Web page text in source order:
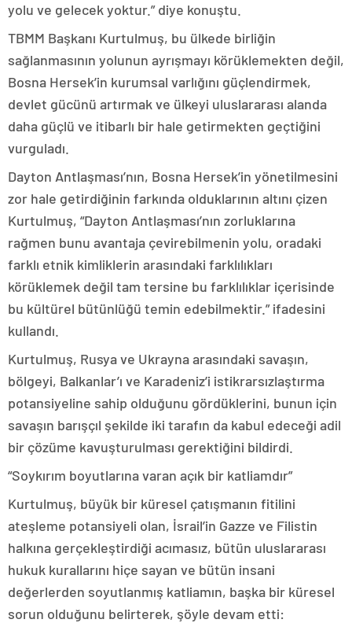
yolu ve gelecek yoktur.” diye konuştu.
TBMM Başkanı Kurtulmuş, bu ülkede birliğin
sağlanmasının yolunun ayrışmayı körüklemekten değil,
Bosna Hersek’in kurumsal varlığını güçlendirmek,
devlet gücünü artırmak ve ülkeyi uluslararası alanda
daha güçlü ve itibarlı bir hale getirmekten geçtiğini
vurguladı.
Dayton Antlaşması’nın, Bosna Hersek’in yönetilmesini
zor hale getirdiğinin farkında olduklarının altını çizen
Kurtulmuş, “Dayton Antlaşması’nın zorluklarına
rağmen bunu avantaja çevirebilmenin yolu, oradaki
farklı etnik kimliklerin arasındaki farklılıkları
körüklemek değil tam tersine bu farklılıklar içerisinde
bu kültürel bütünlüğü temin edebilmektir.” ifadesini
kullandı.
Kurtulmuş, Rusya ve Ukrayna arasındaki savaşın,
bölgeyi, Balkanlar’ı ve Karadeniz’i istikrarsızlaştırma
potansiyeline sahip olduğunu gördüklerini, bunun için
savaşın barışçıl şekilde iki tarafın da kabul edeceği adil
bir çözüme kavuşturulması gerektiğini bildirdi.
“Soykırım boyutlarına varan açık bir katliamdır”
Kurtulmuş, büyük bir küresel çatışmanın fitilini
ateşleme potansiyeli olan, İsrail’in Gazze ve Filistin
halkına gerçekleştirdiği acımasız, bütün uluslararası
hukuk kurallarını hiçe sayan ve bütün insani
değerlerden soyutlanmış katliamın, başka bir küresel
sorun olduğunu belirterek, şöyle devam etti: